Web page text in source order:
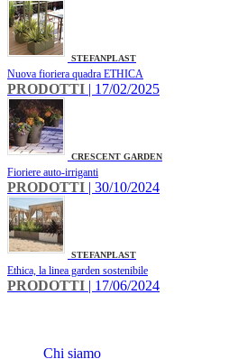
STEFANPLAST
​Nuova fioriera quadra ETHICA
PRODOTTI | 17/02/2025
CRESCENT GARDEN
Fioriere auto-irriganti
PRODOTTI | 30/10/2024
STEFANPLAST
Ethica, la linea garden sostenibile
PRODOTTI | 17/06/2024
Chi siamo